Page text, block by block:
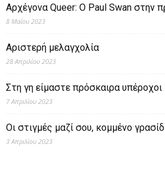
Αρχέγονα Queer: O Paul Swan στην
8 Μαΐου 2023
Αριστερή μελαγχολία
28 Απριλίου 2023
Στη γη είμαστε πρόσκαιρα υπέροχοι
7 Απριλίου 2023
Οι στιγμές μαζί σου, κομμένο
3 Απριλίου 2023